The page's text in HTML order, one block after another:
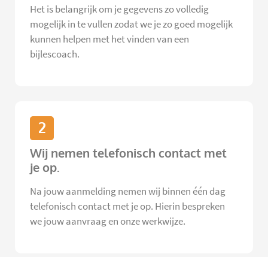
Het is belangrijk om je gegevens zo volledig
mogelijk in te vullen zodat we je zo goed mogelijk
kunnen helpen met het vinden van een
bijlescoach.
2
Wij nemen telefonisch contact met
je op.
Na jouw aanmelding nemen wij binnen één dag
telefonisch contact met je op. Hierin bespreken
we jouw aanvraag en onze werkwijze.